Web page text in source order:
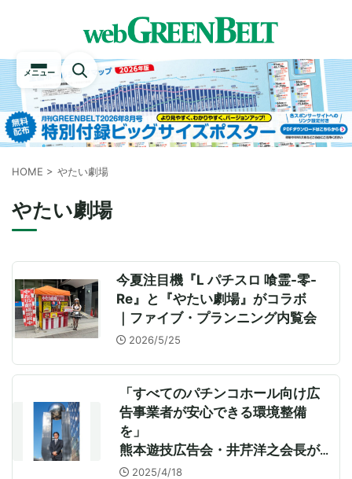
メニュー
HOME > やたい劇場
やたい劇場
今夏注目機『L パチスロ 喰霊-零-
Re』と『やたい劇場』がコラボ
｜ファイブ・プランニング内覧会
2026/5/25
「すべてのパチンコホール向け広
告事業者が安心できる環境整備
を」
熊本遊技広告会・井芹洋之会長が
GREENBELT記者らと意見交換
2025/4/18